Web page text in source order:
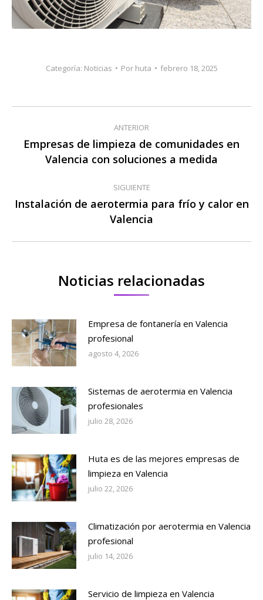
Categoría: Noticias Por huta febrero 18, 2025
Navegación
entre
publicaciones
ANTERIOR
Publicación
anterior:
Empresas de limpieza de comunidades en
Valencia con soluciones a medida
SIGUIENTE
Publicación
siguiente:
Instalación de aerotermia para frío y calor en
Valencia
Noticias relacionadas
Empresa de fontanería en Valencia
profesional
agosto 4, 2026
Sistemas de aerotermia en Valencia
profesionales
julio 28, 2026
Huta es de las mejores empresas de
limpieza en Valencia
julio 22, 2026
Climatización por aerotermia en Valencia
profesional
julio 14, 2026
Servicio de limpieza en Valencia